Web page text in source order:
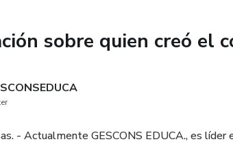
sobre quien creó el
- Actualmente GESCONS EDUCA., es líder